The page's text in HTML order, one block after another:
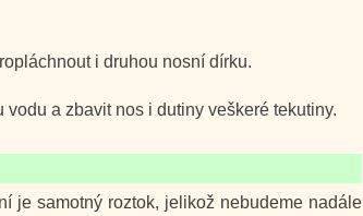
i druhou nosní dírku.
a zbavit nos i dutiny veškeré tekutiny.
je samotný roztok, jelikož nebudeme nadále